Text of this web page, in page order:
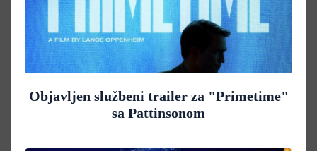
Objavljen službeni trailer za "Primetime"
sa Pattinsonom